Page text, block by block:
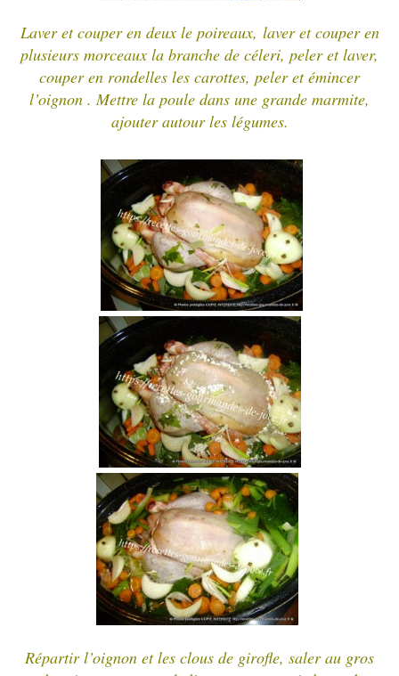
Laver et couper en deux le poireaux, laver et couper en
plusieurs morceaux la branche de céleri, peler et laver,
couper en rondelles les carottes, peler et émincer
l’oignon . Mettre la poule dans une grande marmite,
ajouter autour les légumes.
Répartir l’oignon et les clous de girofle, saler au gros